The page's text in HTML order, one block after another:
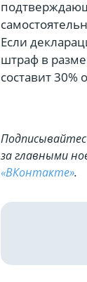
Если
штраф в
составит 30%
за главными
«ВКонтакте».